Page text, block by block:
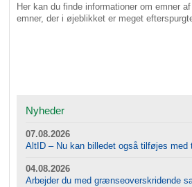
Her kan du finde informationer om emner
emner, der i øjeblikket er meget
Nyheder
07.08.2026
AltID – Nu kan billedet også tilføjes med
04.08.2026
Arbejder du med grænseoverskridende